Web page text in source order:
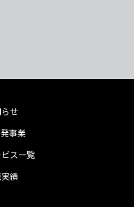
らせ
事業
ス一覧
実績